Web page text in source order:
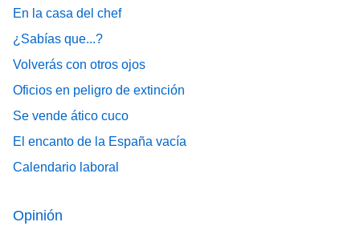
En la casa del chef
¿Sabías que...?
Volverás con otros ojos
Oficios en peligro de extinción
Se vende ático cuco
El encanto de la España vacía
Calendario laboral
Opinión